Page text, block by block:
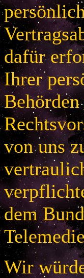
dafür
Ihrer
von uns
dem
Wir